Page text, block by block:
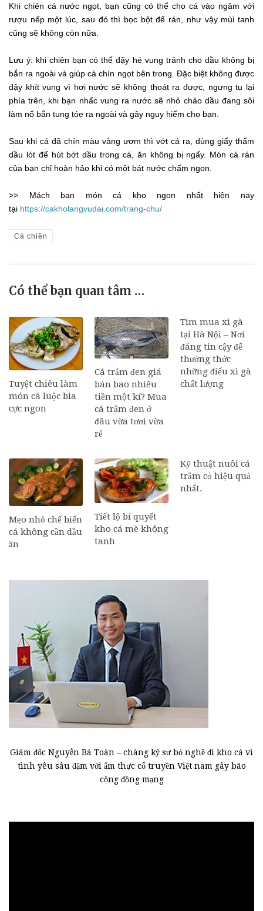
Khi chiên cá nước ngọt, bạn cũng có thể cho cá vào ngâm với
rượu nếp một lúc, sau đó thì bọc bột để rán, như vậy mùi tanh
cũng sẽ không còn nữa.
Lưu ý: khi chiên bạn có thể đậy hé vung tránh cho dầu không bị
bắn ra ngoài và giúp cá chín ngọt bên trong. Đặc biệt không được
đậy khít vung vì hơi nước sẽ không thoát ra được, ngưng tụ lại
phía trên, khi bạn nhấc vung ra nước sẽ nhỏ chảo dầu đang sôi
làm nổ bắn tung tóe ra ngoài và gây nguy hiểm cho bạn.
Sau khi cá đã chín màu vàng ươm thì vớt cá ra, dùng giấy thấm
dầu lót để hút bớt dầu trong cá, ăn không bị ngấy. Món cá rán
của bạn chỉ hoàn hảo khi có một bát nước chấm ngon.
>> Mách bạn món cá kho ngon nhất hiện nay
tại https://cakholangvudai.com/trang-chu/
Cá chiên
Có thể bạn quan tâm …
Tuyệt chiêu làm
món cá luộc bia
cực ngon
Cá trắm đen giá
bán bao nhiêu
tiền một kí? Mua
cá trắm đen ở
đâu vừa tươi vừa
rẻ
Tìm mua xì gà
tại Hà Nội – Nơi
đáng tin cậy để
thưởng thức
những điếu xì gà
chất lượng
Mẹo nhỏ chế biến
cá không cần dầu
ăn
Tiết lộ bí quyết
kho cá mè không
tanh
Kỹ thuật nuôi cá
trắm cỏ hiệu quả
nhất.
Giám đốc Nguyễn Bá Toàn – chàng kỹ sư bỏ nghề đi kho cá vì
tình yêu sâu đậm với ẩm thực cổ truyền Việt nam gây bão
cộng đồng mạng